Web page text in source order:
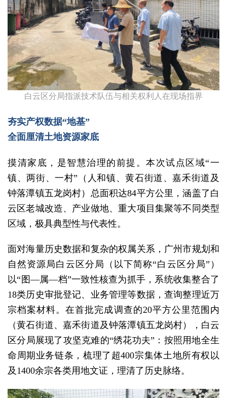
白云区分局指派技术队伍与相关权利人在现场指界
夯实产权数据“地基”
全面厘清土地资源家底
摸清家底，是智慧治理的前提。本次试点区域“一
镇、两街、一村”（人和镇、黄石街道、嘉禾街道及
钟落潭镇五龙岗村）总面积达84平方公里，涵盖了白
云区老城改造、产业做地、重大项目集聚等不同类型
区域，极具典型性与代表性。
面对海量历史数据和复杂的权属关系，广州市规划和
自然资源局白云区分局（以下简称“白云区分局”）
以“图—属—档”一致性核查为抓手，系统收集整合了
18类历史审批登记、业务管理等数据，查询整理近万
宗档案材料。在首批完成调查的20平方公里范围内
（黄石街道、嘉禾街道及钟落潭镇五龙岗村），白云
区分局展现了攻坚克难的“绣花功夫”：按照用地全生
命周期业务链条，梳理了超400宗集体土地所有权以
及1400余宗各类用地文证，理清了历史脉络。